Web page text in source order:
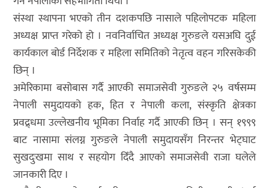
संस्था स्थापना भएको तीन दशकपछि नासाले पहिलोपटक महिला
अध्यक्ष प्राप्त गरेको हो । नवनिर्वाचित अध्यक्ष गुरुङले यसअघि दुई
कार्यकाल बोर्ड निर्देशक र महिला समितिको नेतृत्व वहन गरिसकेकी
छिन् ।
अमेरिकामा बसोबास गर्दै आएकी समाजसेवी गुरुङले २५ वर्षसम्म
नेपाली समुदायको हक, हित र नेपाली कला, संस्कृति क्षेत्रका
प्रवद्र्धमा उल्लेखनीय भूमिका निर्वाह गर्दै आएकी छिन् । सन् १९९९
बाट नासामा संलग्न गुरुङले नेपाली समुदायसँग निरन्तर भेट्घाट
सुखदुःखमा साथ र सहयोग दिँदै आएको समाजसेवी राजा घलेले
जानकारी दिए ।